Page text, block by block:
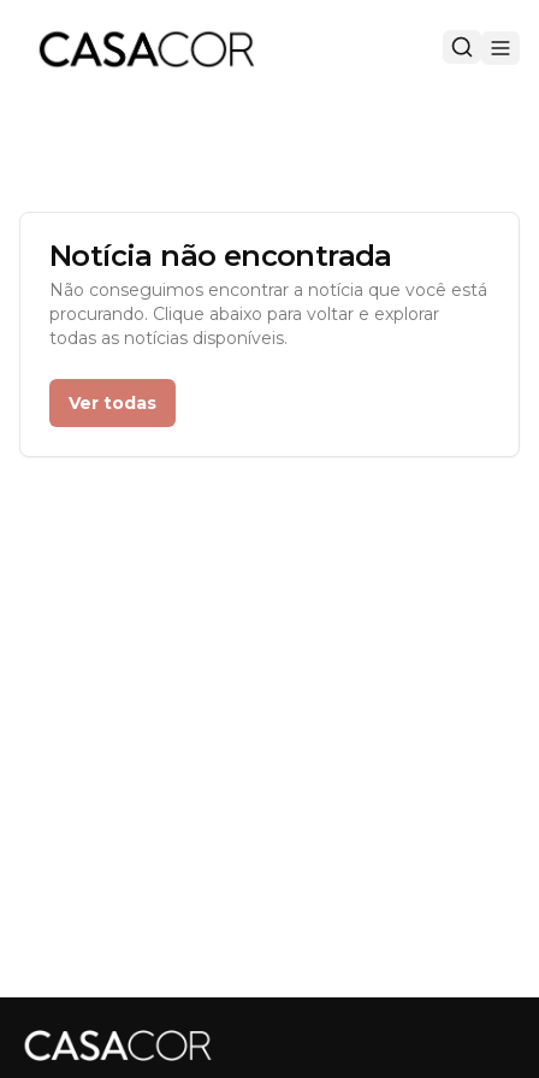
Notícia não encontrada
Não conseguimos encontrar a notícia que você está
procurando. Clique abaixo para voltar e explorar
todas as notícias disponíveis.
Ver todas